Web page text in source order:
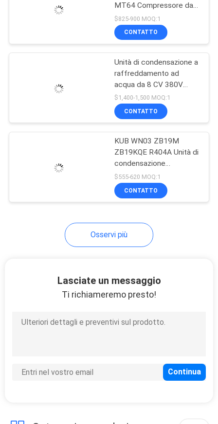
MT64 Compressore da
5hp Unità di
condensazione
raffreddata ad acqua per
refrigerazione Facile da
usare
$825-900 MOQ:1
CONTATTO
Unità di condensazione a
raffreddamento ad
acqua da 8 CV 380V
50HZ per il deposito a
freddo
$1,400-1,500 MOQ:1
CONTATTO
KUB WN03 ZB19M
ZB19KQE R404A Unità di
condensazione
raffreddata ad acqua del
compressore Copeland
con tensione 220V 1
$555-620 MOQ:1
CONTATTO
Osservi più
Lasciate un messaggio
Ti richiameremo presto!